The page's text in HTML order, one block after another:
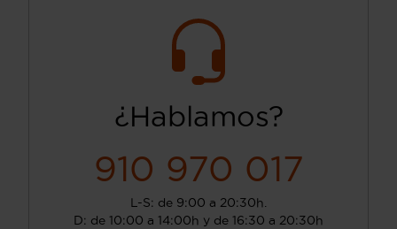
¿Hablamos?
910 970 017
L-S: de 9:00 a 20:30h.
D: de 10:00 a 14:00h y de 16:30 a 20:30h